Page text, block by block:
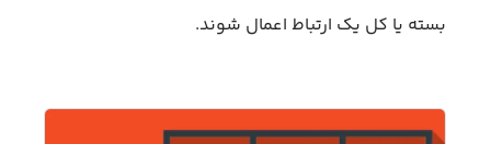
بسته یا کل یک ارتباط اعمال شوند.